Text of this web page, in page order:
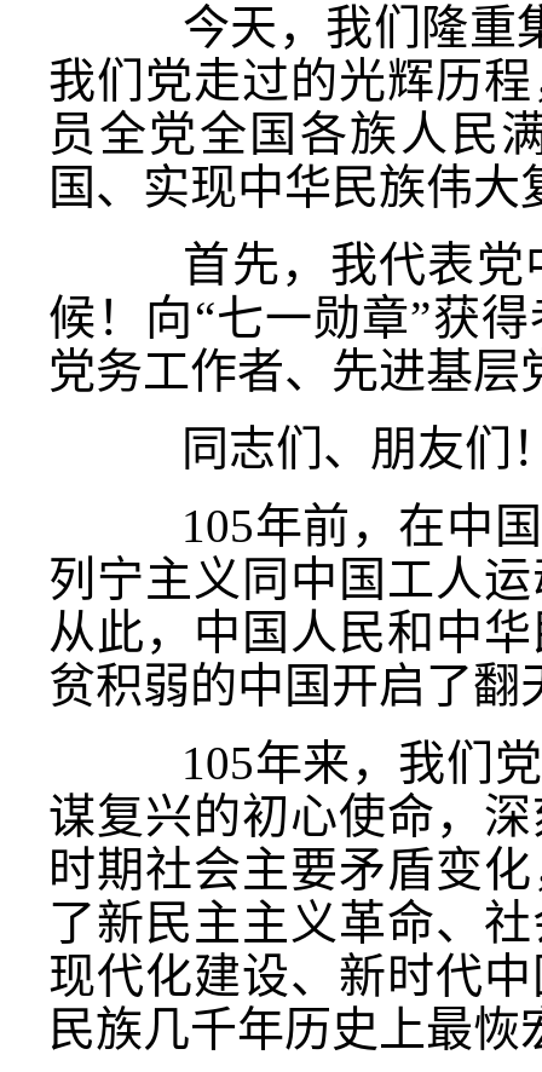
今天，我们隆重集
我们党走过的光辉历
员全党全国各族人民
国、实现中华民族伟
首先，我代表党
候！向“七一勋章”获
党务工作者、先进基
同志们、朋友们
105年前，在中国
列宁主义同中国工人
从此，中国人民和中
贫积弱的中国开启了翻
105年来，我们党
谋复兴的初心使命，
时期社会主要矛盾变化
了新民主主义革命、
现代化建设、新时代
民族几千年历史上最恢